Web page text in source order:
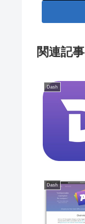
関連記事
Dash
Dash